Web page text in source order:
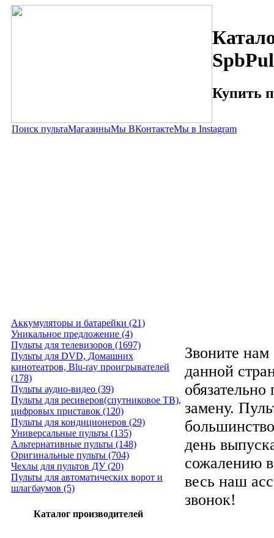
Купить
Поиск пультаМагазиныМы ВКонтактеМы в Instagram
Аккумуляторы и батарейки (21)
Уникальное предложение (4)
Пульты для телевизоров (1697)
Пульты для DVD, Домашних
кинотеатров, Blu-ray проигрывателей
(178)
Пульты аудио-видео (39)
Пульты для ресиверов(спутниковое ТВ),
цифровых приставок (120)
Пульты для кондиционеров (29)
Универсальные пульты (135)
Альтернативные пульты (148)
Оригинальные пульты (704)
Чехлы для пультов ДУ (20)
Пульты для автоматических ворот и
шлагбаумов (5)
Каталог производителей
Звоните нам
данной
замену.
день
сожалению
весь наш
звонок!